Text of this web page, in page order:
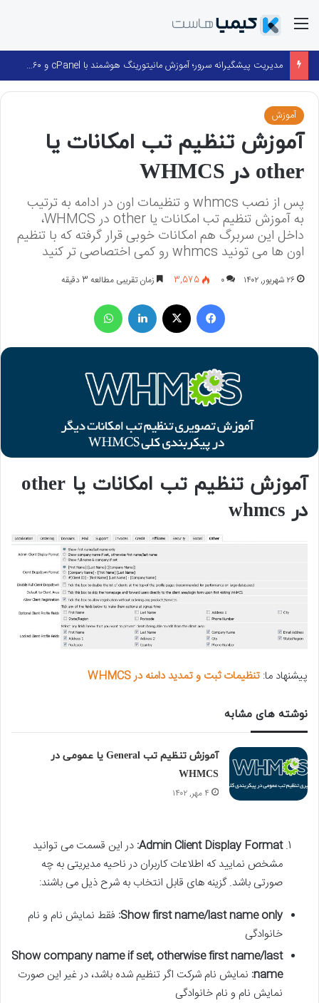
مدیریت پیشگیرانه سرور؛ آموزش مانیتورینگ هوشمند با cPanel و ۳۶۰ Monitoring
آموزش
آموزش تنظیم تب امکانات یا
other در WHMCS
پس از نصب whmcs و تنظیمات اون در ادامه به ترتیب
به آموزش تنظیم تب امکانات یا other در WHMCS،
داخل این سربرگ هم امکانات خوبی قرار گرفته که با تنظیم
اون ها می تونید whmcs رو کمی اختصاصی تر کنید
۲۶ شهریور, ۱۴۰۲ ۰ 3,575 زمان تقریبی مطالعه 3 دقیقه
آموزش تنظیم تب امکانات یا other
در whmcs
پیشنهاد ما: تنظیمات ثبت و تمدید دامنه در WHMCS
نوشته های مشابه
آموزش تنظیم تب General یا عمومی در
WHMCS
۴ مهر, ۱۴۰۲
Admin Client Display Format: در این قسمت می توانید
مشخص نمایید که اطلاعات کاربران در ناحیه مدیریتی به چه
صورتی باشد. گزینه های قابل انتخاب به شرح ذیل می باشند:
Show first name/last name only: فقط نمایش نام و نام
خانوادگی
Show company name if set, otherwise first name/last
name: نمایش نام شرکت اگر تنظیم شده باشد، در غیر این صورت
نمایش نام و نام خانوادگی